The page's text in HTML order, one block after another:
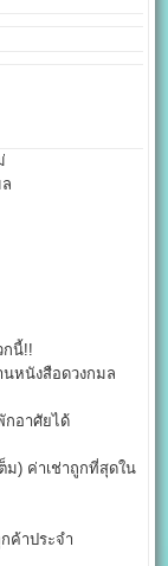
กนี้!!
นหนังสือดวงกมล
อาศัยได้
ม) ค่าเช่าถูกที่สุดใน
ค้าประจำ